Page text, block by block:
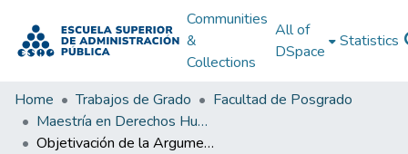
Communities
&
Collections
All of
DSpace
Statistics
Home Trabajos de Grado
Facultad de Posgrado
Maestría en Derechos Humanos, Gestión de la Transición y Posconflicto
Objetivación de la Argumentación Jurídica Colombiana como Herramienta de Conquista de Derechos